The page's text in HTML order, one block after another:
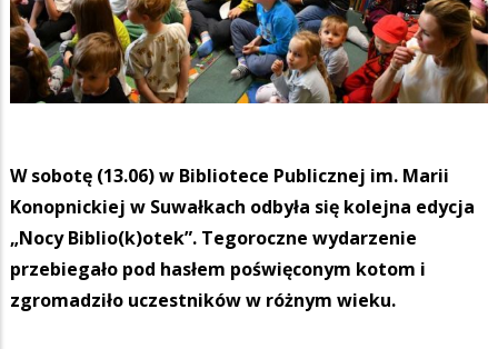
W sobotę (13.06) w Bibliotece Publicznej im. Marii
Konopnickiej w Suwałkach odbyła się kolejna edycja
„Nocy Biblio(k)otek”. Tegoroczne wydarzenie
przebiegało pod hasłem poświęconym kotom i
zgromadziło uczestników w różnym wieku.